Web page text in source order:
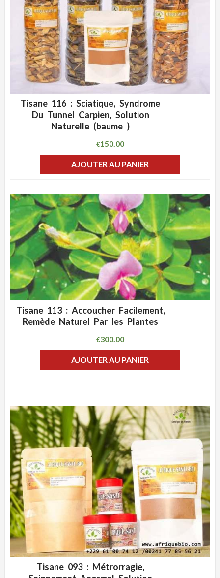
ADD WISHLIST
Tisane 116 : Sciatique, Syndrome
Du Tunnel Carpien, Solution
Naturelle (baume )
€150.00
AJOUTER AU PANIER
CLIQUEZ POUR VOIR
ADD WISHLIST
Tisane 113 : Accoucher Facilement,
Remède Naturel Par les Plantes
€300.00
AJOUTER AU PANIER
ADD WISHLIST
Tisane 093 : Métrorragie,